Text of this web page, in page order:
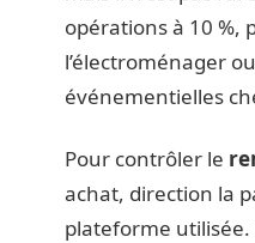
opérations à 10 %,
l’électroménager
événementielles
Pour contrôler le
achat, direction la
plateforme